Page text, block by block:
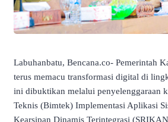
Labuhanbatu, Bencana.co- Pemerintah
terus memacu transformasi digital di
ini dibuktikan melalui penyelenggaraan
Teknis (Bimtek) Implementasi Aplikasi
Kearsipan Dinamis Terintegrasi